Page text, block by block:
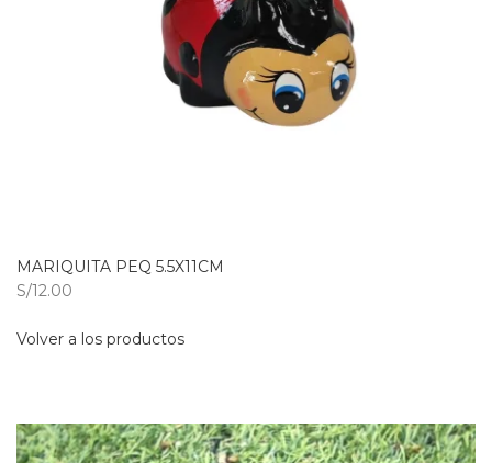
MARIQUITA PEQ 5.5X11CM
S/12.00
Volver a los productos